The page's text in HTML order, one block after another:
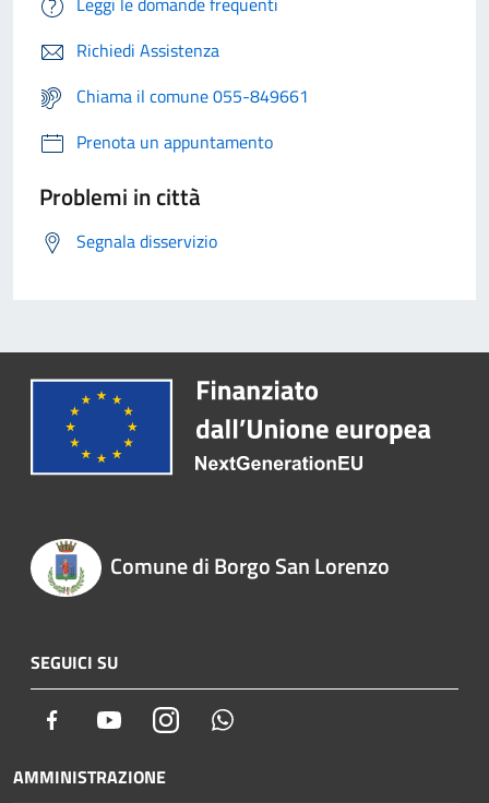
Richiedi Assistenza
Chiama il comune 055-849661
Prenota un appuntamento
Problemi in città
Segnala disservizio
Comune di Borgo San Lorenzo
SEGUICI SU
Facebook YoutubeInstagram
AMMINISTRAZIONE